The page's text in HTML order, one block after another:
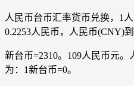
人民币台币汇率货币兑换，1
0.2253人民币，人民币(CNY)
新台币=2310。109人民币元
为：1新台币=0。